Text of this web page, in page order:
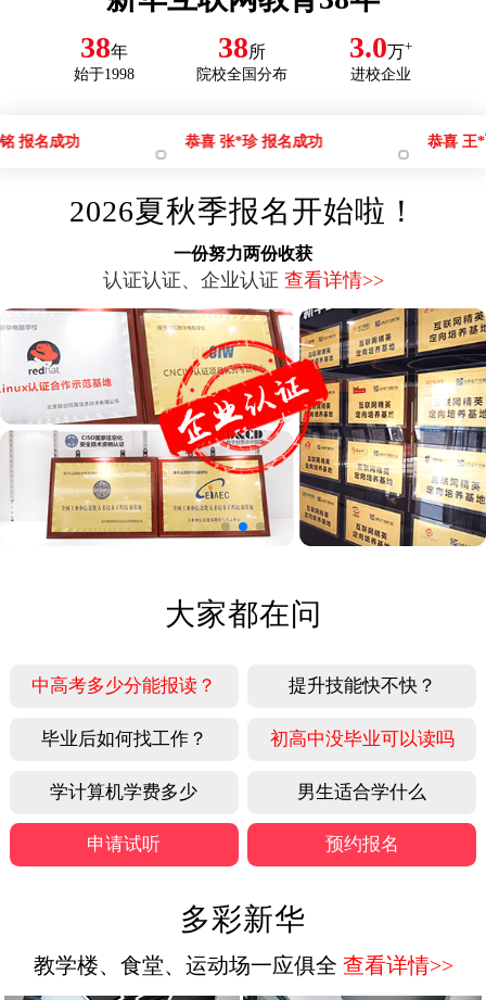
电子竞技艺术管理
数码文创与艺术设计 宁夏石嘴山
38年
始于1998
38所
院校全国分布
3.0万+
进校企业
恭喜 张*珍 报名成功 恭喜 王*飞 报名成功
2026夏秋季报名开始啦！
一份努力两份收获
认证认证、企业认证 查看详情>>
大家都在问
中高考多少分能报读？ 提升技能快不快？
毕业后如何找工作？ 初高中没毕业可以读吗
学计算机学费多少 男生适合学什么
申请试听 预约报名
多彩新华
教学楼、食堂、运动场一应俱全 查看详情>>